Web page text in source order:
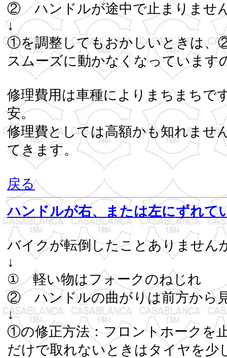
② ハンドルが途中で止まりませ
↓
①を調整してもおかしいときは、
スムーズに動かなくなっていま
修理費用は車種によりまちまちで
修理費としては高額かも知れませ
てき
戻る
ハンドルが右、または左にずれて
バイクが転倒したことありません
↓
① 軽い物はフォー
② ハンドルの曲がりは前方か
↓
①の修正方法：フロントホークを
だけで取れないときはタイヤを少